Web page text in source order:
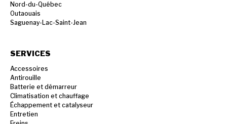
Nord-du-Québec
Outaouais
Saguenay-Lac-Saint-Jean
SERVICES
Accessoires
Antirouille
Batterie et démarreur
Climatisation et chauffage
Échappement et catalyseur
Entretien